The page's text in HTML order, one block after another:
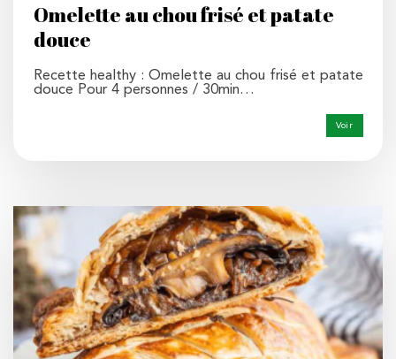
Omelette au chou frisé et patate
douce
Recette healthy : Omelette au chou frisé et patate
douce Pour 4 personnes / 30min…
Voir